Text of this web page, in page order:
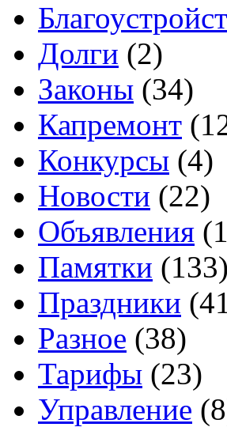
Долги (2)
Законы (34)
Капремонт
Конкурсы (4)
Новости (22)
Объявления
Памятки (133)
Праздники
Разное (38)
Тарифы (23)
Управление